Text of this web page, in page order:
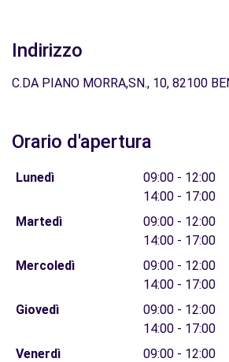
Indirizzo
C.DA PIANO MORRA,SN., 10, 82100
Orario d'apertura
Lunedì
09:00 - 12:00
14:00 - 17:00
Martedì
09:00 - 12:00
14:00 - 17:00
Mercoledì
09:00 - 12:00
14:00 - 17:00
Giovedì
09:00 - 12:00
14:00 - 17:00
Venerdì
09:00 - 12:00